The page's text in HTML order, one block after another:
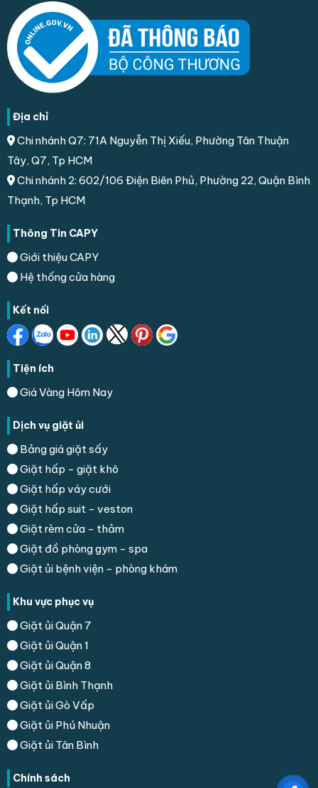
Địa chỉ
Chi nhánh Q7: 71A Nguyễn Thị Xiếu, Phường Tân Thuận
Tây, Q7, Tp HCM
Chi nhánh 2: 602/106 Điện Biên Phủ, Phường 22, Quận Bình
Thạnh, Tp HCM
Thông Tin CAPY
Giới thiệu CAPY
Hệ thống cửa hàng
Kết nối
Tiện ích
Giá Vàng Hôm Nay
Dịch vụ giặt ủi
Bảng giá giặt sấy
Giặt hấp - giặt khô
Giặt hấp váy cưới
Giặt hấp suit - veston
Giặt rèm cửa - thảm
Giặt đồ phòng gym - spa
Giặt ủi bệnh viện - phòng khám
Khu vực phục vụ
Giặt ủi Quận 7
Giặt ủi Quận 1
Giặt ủi Quận 8
Giặt ủi Bình Thạnh
Giặt ủi Gò Vấp
Giặt ủi Phú Nhuận
Giặt ủi Tân Bình
Chính sách